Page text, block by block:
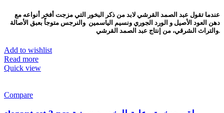
product
page
عندما تقول عبد الصمد القرشي لابد من ذكر البخور التي مزجت أفخر أنواعه مع
دهن العود الأصيل و الورد الجوري ونسيم الياسمين والنرجس متوجاً بعبق الأصالة
والتراث الشرقي، من إنتاج عبد الصمد القرشي.
Add to wishlist
Read more
Quick view
Compare